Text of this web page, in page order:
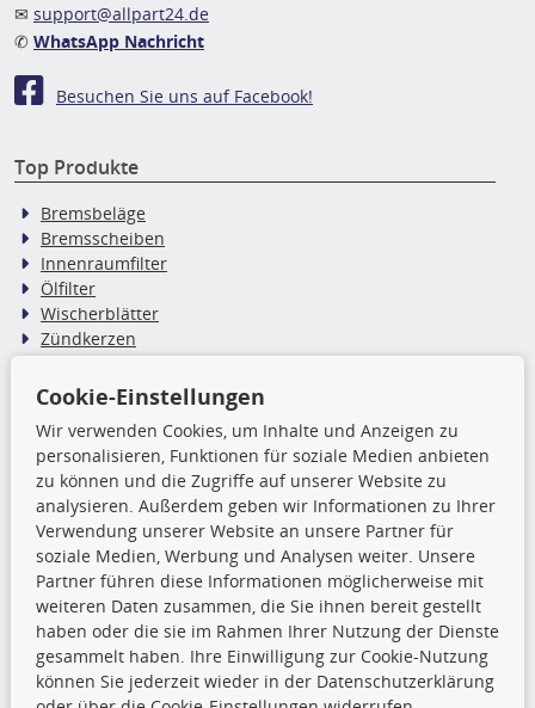
✉ support@allpart24.de
✆ WhatsApp Nachricht
Besuchen Sie uns auf Facebook!
Top Produkte
Bremsbeläge
Bremsscheiben
Innenraumfilter
Ölfilter
Wischerblätter
Zündkerzen
TecDoc Inside
Die hier angezeigten Daten,
insbesondere die gesamte Datenbank,
dürfen nicht kopiert werden. Es ist zu
unterlassen, die Daten oder die gesamte Datenbank ohne
vorherige Zustimmung TecDocs zu vervielfältigen, zu
verbreiten und/oder diese Handlungen durch Dritte ausführen
zu lassen. Ein Zuwiderhandeln stellt eine
Urheberrechtsverletzung dar und wird verfolgt.
Ronny’s Newsletter
Cookie-Einstellungen
Wir verwenden Cookies, um Inhalte und Anzeigen zu
personalisieren, Funktionen für soziale Medien anbieten
zu können und die Zugriffe auf unserer Website zu
analysieren. Außerdem geben wir Informationen zu Ihrer
Verwendung unserer Website an unsere Partner für
soziale Medien, Werbung und Analysen weiter. Unsere
Partner führen diese Informationen möglicherweise mit
weiteren Daten zusammen, die Sie ihnen bereit gestellt
haben oder die sie im Rahmen Ihrer Nutzung der Dienste
gesammelt haben. Ihre Einwilligung zur Cookie-Nutzung
können Sie jederzeit wieder in der Datenschutzerklärung